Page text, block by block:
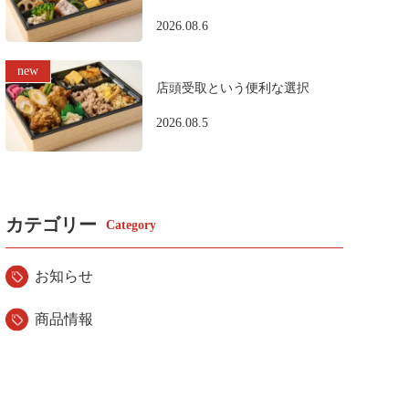
2026.08.6
店頭受取という便利な選択
2026.08.5
カテゴリー
お知らせ
商品情報